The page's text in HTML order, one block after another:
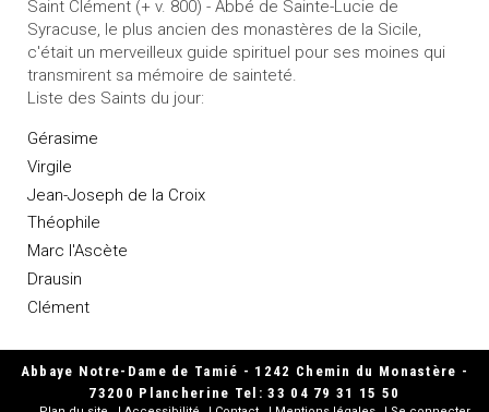
Saint Clément (+ v. 800) - Abbé de Sainte-Lucie de
Syracuse, le plus ancien des monastères de la Sicile,
c'était un merveilleux guide spirituel pour ses moines qui
transmirent sa mémoire de sainteté.
Liste des Saints du jour:
Gérasime
Virgile
Jean-Joseph de la Croix
Théophile
Marc l'Ascète
Drausin
Clément
Abbaye Notre-Dame de Tamié - 1242 Chemin du Monastère -
73200 Plancherine Tel: 33 04 79 31 15 50